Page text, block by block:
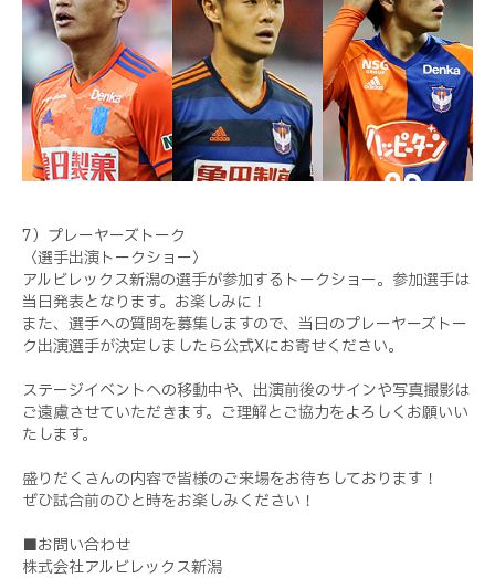
7）プレーヤーズトーク
〈選手出演トークショー〉
アルビレックス新潟の選手が参加するトークショー。参加選手は
当日発表となります。お楽しみに！
また、選手への質問を募集しますので、当日のプレーヤーズトー
ク出演選手が決定しましたら公式Xにお寄せください。
ステージイベントへの移動中や、出演前後のサインや写真撮影は
ご遠慮させていただきます。ご理解とご協力をよろしくお願いい
たします。
盛りだくさんの内容で皆様のご来場をお待ちしております！
ぜひ試合前のひと時をお楽しみください！
■お問い合わせ
株式会社アルビレックス新潟